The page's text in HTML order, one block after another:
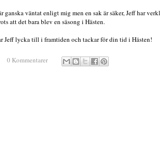
ganska väntat enligt mig men en sak är säker, Jeff har
att det bara blev en säsong i Hästen.
Jeff lycka till i framtiden och tackar för din tid i Hästen!
0 Kommentarer